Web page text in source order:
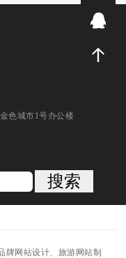
色城市1号办公楼
搜索
牌网站设计、旅游网站制